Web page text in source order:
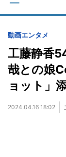
動画エンタメ
工藤静香
哉との娘
ョット」
2024.04.16 18:02